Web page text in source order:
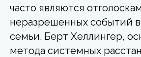
часто являются
неразрешенных событий
семьи. Берт Хеллингер,
метода системных